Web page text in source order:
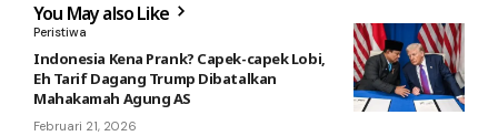
You May also Like
Peristiwa
Indonesia Kena Prank? Capek-capek Lobi,
Eh Tarif Dagang Trump Dibatalkan
Mahakamah Agung AS
Februari 21, 2026